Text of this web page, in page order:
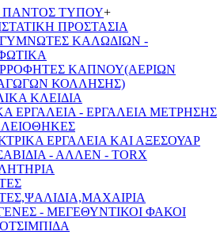
ΠΑΝΤΟΣ ΤΥΠΟΥ+
ΠΡΟΣΤΑΣΙΑ
ΚΑΛΩΔΙΩΝ -
ΚΑΠΝΟΥ(ΑΕΡΙΩΝ
ΚΟΛΛΗΣΗΣ)
ΚΛΕΙΔΙΑ
ΕΡΓΑΛΕΙΑ - ΕΡΓΑΛΕΙΑ ΜΕΤΡΗΣΗΣ
ΕΡΓΑΛΕΙΑ ΚΑΙ ΑΞΕΣΟΥΑΡ
- ΑΛΛΕΝ - TORX
- ΜΕΓΕΘΥΝΤΙΚΟΙ ΦΑΚΟΙ